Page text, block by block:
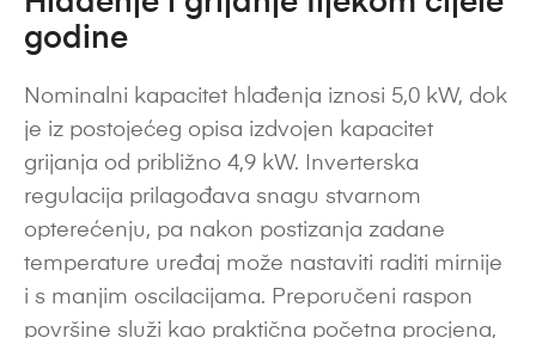
godine
Nominalni kapacitet hlađenja iznosi 5,0 kW, dok
je iz postojećeg opisa izdvojen kapacitet
grijanja od približno 4,9 kW. Inverterska
regulacija prilagođava snagu stvarnom
opterećenju, pa nakon postizanja zadane
temperature uređaj može nastaviti raditi mirnije
i s manjim oscilacijama. Preporučeni raspon
površine služi kao praktična početna procjena,